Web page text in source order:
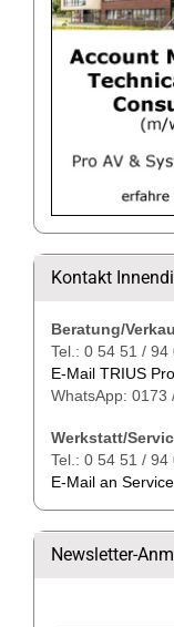
Kontakt
Beratung/
Tel.: 0 54 51 / 94
E-Mail TRIUS
WhatsApp: 0173
Werkstatt/
Tel.: 0 54 51 / 94
E-Mail an Service
Newsletter-